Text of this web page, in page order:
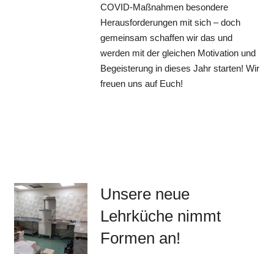
COVID-Maßnahmen besondere
Herausforderungen mit sich – doch
gemeinsam schaffen wir das und
werden mit der gleichen Motivation und
Begeisterung in dieses Jahr starten! Wir
freuen uns auf Euch!
Unsere neue
Lehrküche nimmt
Formen an!